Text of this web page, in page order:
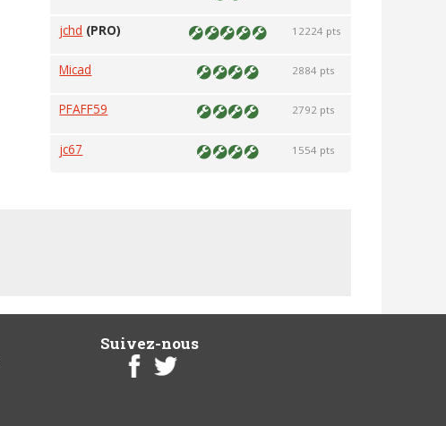
jchd (PRO) 12224 pts
Micad 2884 pts
PFAFF59 2792 pts
jc67 1554 pts
Suivez-nous